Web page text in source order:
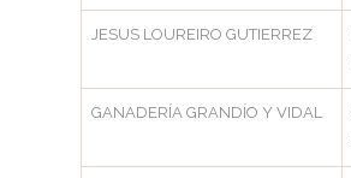
JESUS LOUREIRO GUTIERREZ
GANADERÍA GRANDÍO Y VIDAL